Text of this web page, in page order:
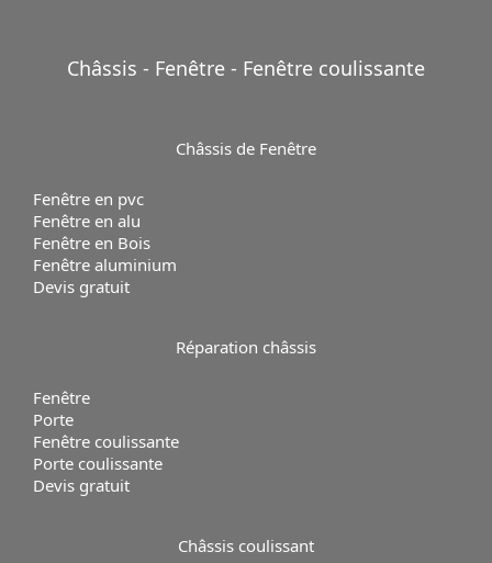
Châssis - Fenêtre - Fenêtre coulissante
Châssis de Fenêtre
Fenêtre en pvc
Fenêtre en alu
Fenêtre en Bois
Fenêtre aluminium
Devis gratuit
Réparation châssis
Fenêtre
Porte
Fenêtre coulissante
Porte coulissante
Devis gratuit
Châssis coulissant